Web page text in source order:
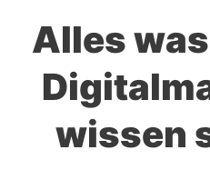
Alles
wissen